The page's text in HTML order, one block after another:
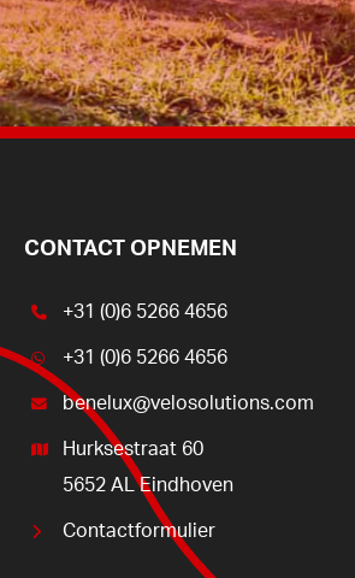
CONTACT OPNEMEN
+31 (0)6 5266 4656
+31 (0)6 5266 4656
benelux@velosolutions.com
Hurksestraat 60
5652 AL Eindhoven
Contactformulier